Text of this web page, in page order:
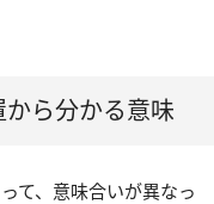
から分かる意味
て、意味合いが異なっ